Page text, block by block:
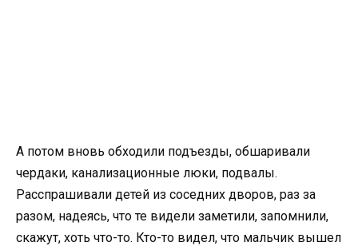
А потом вновь обходили подъезды, обшаривали
чердаки, канализационные люки, подвалы.
Расспрашивали детей из соседних дворов, раз за
разом, надеясь, что те видели заметили, запомнили,
скажут, хоть что-то. Кто-то видел, что мальчик вышел